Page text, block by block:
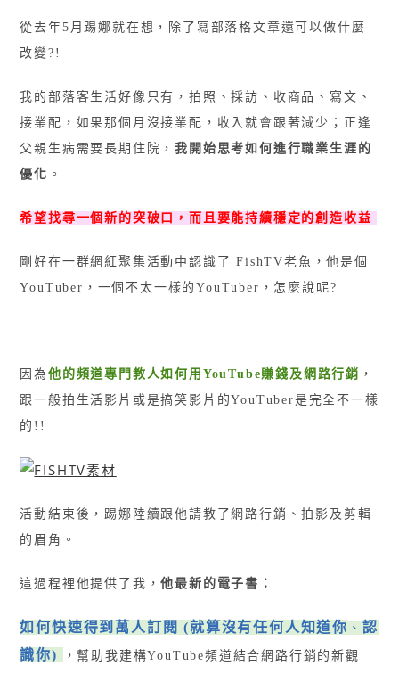
從去年5月踢娜就在想，除了寫部落格文章還可以做什麼
改變?!
我的部落客生活好像只有，拍照、採訪、收商品、寫文、
接業配，如果那個月沒接業配，收入就會跟著減少；正逢
父親生病需要長期住院，我開始思考如何進行職業生涯的
優化 。
希望找尋一個新的突破口，而且要能持續穩定的創造收益
剛好在一群網紅聚集活動中認識了 FishTV老魚，他是個
YouTuber，一個不太一樣的YouTuber，怎麼說呢?
因為他的頻道專門教人如何用YouTube賺錢及網路行銷 ，
跟一般拍生活影片或是搞笑影片的YouTuber是完全不一樣
的!!
活動結束後，踢娜陸續跟他請教了網路行銷、拍影及剪輯
的眉角。
這過程裡 他提供了我，他最新的電子書：
如何快速得到萬人訂閱 (就算沒有任何人知道你 、 認
識你)
，幫助我建構YouTube頻道結合網路行銷的新觀